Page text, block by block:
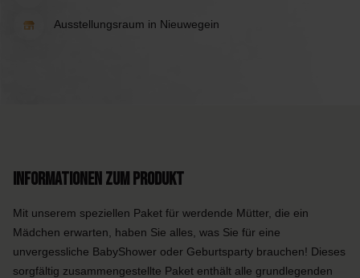
Ausstellungsraum in Nieuwegein
Informationen zum Produkt
Mit unserem speziellen Paket für werdende Mütter, die ein
Mädchen erwarten, haben Sie alles, was Sie für eine
unvergessliche BabyShower oder Geburtsparty brauchen! Dieses
sorgfältig zusammengestellte Paket enthält alle grundlegenden